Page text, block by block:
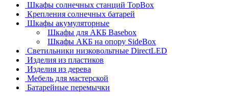
Шкафы солнечных станций TopBox
Крепления солнечных батарей
Шкафы акумуляторные
Шкафы для АКБ Basebox
Шкафы АКБ на опору SideBox
Светильники низковольтные DirectLED
Изделия из пластиков
Изделия из дерева
Мебель для мастерской
Батарейные перемычки